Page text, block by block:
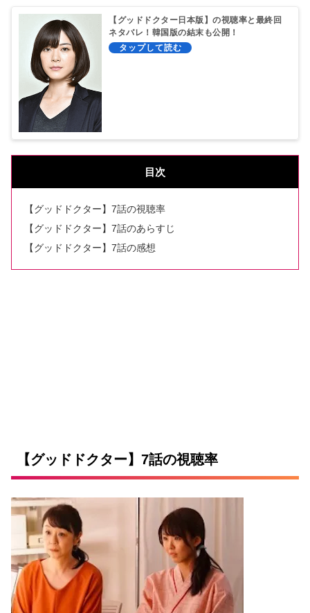
【グッドドクター日本版】の視聴率と最終回
ネタバレ！韓国版の結末も公開！
目次
【グッドドクター】7話の視聴率
【グッドドクター】7話のあらすじ
【グッドドクター】7話の感想
【グッドドクター】7話の視聴率